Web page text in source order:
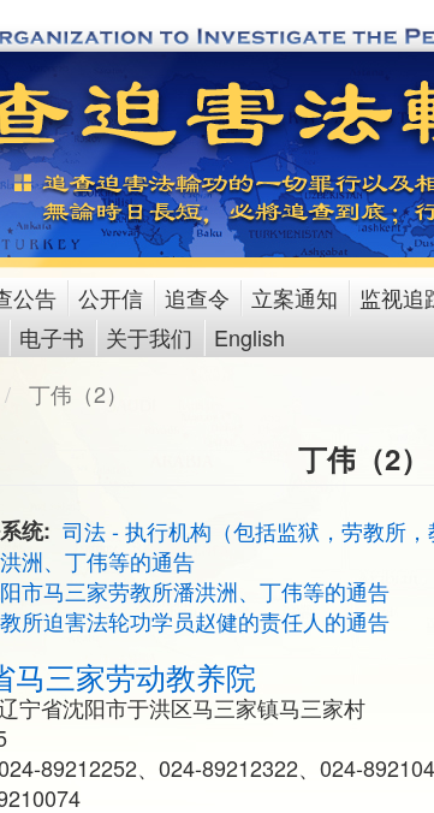
公告 公开信 追查令 立案通知 监视追
电子书 关于我们 English
丁伟（2）
丁伟（2）
统
司法 - 执行机构（包括监狱，劳教所，
洲、丁伟等的通告
市马三家劳教所潘洪洲、丁伟等的通告
所迫害法轮功学员赵健的责任人的通告
马三家劳动教养院
宁省沈阳市于洪区马三家镇马三家村
89212252、024-89212322、024-